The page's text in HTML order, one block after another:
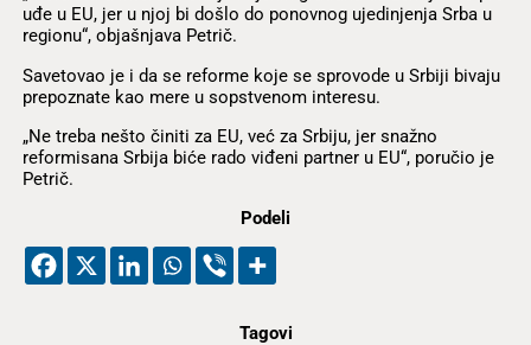
uđe u EU, jer u njoj bi došlo do ponovnog ujedinjenja Srba u
regionu“, objašnjava Petrič.
Savetovao je i da se reforme koje se sprovode u Srbiji bivaju
prepoznate kao mere u sopstvenom interesu.
„Ne treba nešto činiti za EU, već za Srbiju, jer snažno
reformisana Srbija biće rado viđeni partner u EU“, poručio je
Petrič.
Podeli
Tagovi